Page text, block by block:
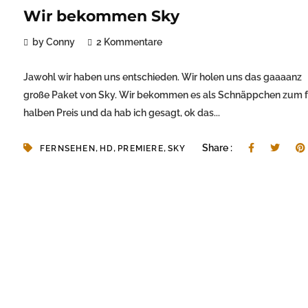
Wir bekommen Sky
by Conny 2 Kommentare
Jawohl wir haben uns entschieden. Wir holen uns das gaaaanz
große Paket von Sky. Wir bekommen es als Schnäppchen zum
halben Preis und da hab ich gesagt, ok das...
FERNSEHEN , HD, PREMIERE, SKY Share :